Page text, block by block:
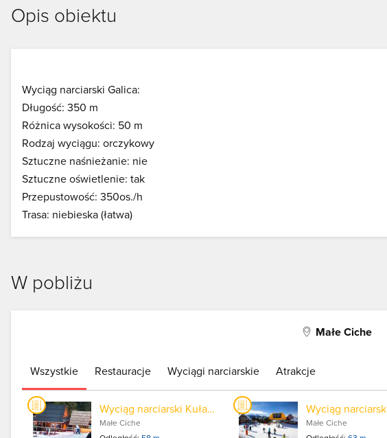
Opis obiektu
Wyciąg narciarski Galica:
Długość: 350 m
Różnica wysokości: 50 m
Rodzaj wyciągu: orczykowy
Sztuczne naśnieżanie: nie
Sztuczne oświetlenie: tak
Przepustowość: 350os./h
Trasa: niebieska (łatwa)
W pobliżu
Małe Ciche
Wszystkie Restauracje Wyciągi narciarskie Atrakcje
Wyciąg narciarski Kułach Polana Błociska
Małe Ciche
Małe Ciche